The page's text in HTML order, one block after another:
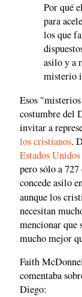
Por qué
para
los que
asilo y a
misterio
Esos
costumbre del
invitar a
los cristianos.
Estados
pero sólo a
concede asilo
aunque los
necesitan
mencionar que
mucho mejor
Faith
comentaba
Diego: